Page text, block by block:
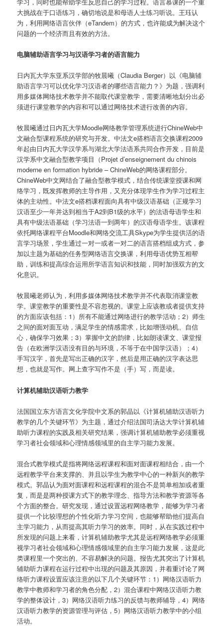
大挑战在于口语练习，确切地说是和母语人士练习听说。王珏认
为，利用网络语言伙伴（eTandem）的方式，也许能成为解决这个
问题的一个经济而且有效的方法。
电脑辅助语言学习与汉语学习者的语言能力
日内瓦大学东亚系汉学部的牧晨曦（Claudia Berger）以《电脑辅
助语言学习可以优化学习汉语者的哪些语言能力？》为题，强调利
用多媒体网络技术教学并不能取代课堂教学，需要清晰地划分出必
须进行课堂教学的内容和可以通过网络技术进行改善的内容。
牧晨曦通过日内瓦大学Moodle网络教学管理系统进行ChineWeb中
文融合型课程系统的研究与开发。中法文e搭档语言交换课程2009
年起由日内瓦大学汉学系与湖北大学法语系共同合作开发，目前是
汉学系中文融合型教学项目（Projet d’enseignement du chinois
moderne en formation hybride – ChineWeb的网络课程部分。
ChineWeb中文网结合了融合型教学模式，结合传统课堂授课和网
络学习，既发挥教师的主导作用，又充分体现学生作为学习过程主
体的主动性。中法文e搭档课程面向具有中级汉语基础（正规学习
汉语至少一年并达到相当于A2到B1级的水平）的法语母语学生和
具有中级法语基础（学习法语一到两年）的汉语母语学生。该课程
依托网络课程平台Moodle和网络交流工具Skype为学生提供活的语
言学习场景，学生通过一对一或者一对二的语言搭档组成方式，参
加以主题为基础的任务型网络语言交换课，利用母语优势互相帮
助，训练和提高综合运用所学语言知识和技能，同时加强双方的文
化意识。
牧晨曦老师认为，利用多媒体网络技术教学并不代表取消课堂教
学。课堂教学的重要性是不容忽视的。课堂上应该教或者提供支持
的方面应该包括：1）所有不能通过网络进行的教学活动；2）师生
之间的面对面互动，满足学生的情感需求，比如增强动机、自信
心，确保学习效果；3）掌握中文的韵律，比如朗读课文、课堂报
告（在欧洲学汉语没有目的与环境，不等于在中国学汉语）；4）
手写汉字，首先是写出正确的汉字，然后是用正确的汉字表达思
想，也就是写作。网上查字写作不是（手）写，而是读。
计算机辅助汉语听力教学
法国国立东方语言文化学院中文系的郭晶以《计算机辅助汉语听力
教学的几个关键环节》为主题，通过介绍法国司汤达大学计算机辅
助听力课程的实践及相关研究结果，强调计算机辅助教学必须重视
学习者社会领域和心理情感领域里的自主学习能力发展。
混合式教学模式是指将网络远程课程和面对面课程相结合，由一个
远程教学平台来支撑的、并且以学生为教学中心的一种新兴的教学
模式。郭晶认为面对面课程和远程课程的混合不是简单相加或者重
复，而是是两种授课方式下的教学理念、指导方法和教学资源等各
个方面的整合。研究发现，通过设置远程网络教学，能够为学习者
提供一个比较理想的个性化听力学习空间，也能够帮助他们提高自
主学习能力，从而提高其听力学习的效率。同时，从在实践过程中
所发现的问题上来看，计算机辅助教学尤其是远程网络教学必须重
视学习者社会领域和心理情感领域里的自主学习能力发展，这是此
类课程里一个突出的、不容易解决的问题。报告尤其突出了计算机
辅助听力课程在运行过程中出现的问题及其原因，并着重讨论了网
络听力课程设置应该注意的以下几个关键环节：1）网络汉语听力
教学中教师和学习者的角色分配，2）混合课程中网络汉语听力教
学的整体设计，3）网络汉语听力练习的反馈与教师辅导，4）网络
汉语听力教学的资源管理与评估，5）网络汉语听力教学中的小组
活动。